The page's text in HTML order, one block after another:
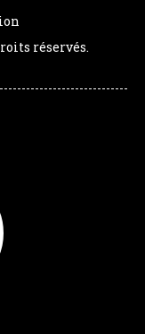
réservés.